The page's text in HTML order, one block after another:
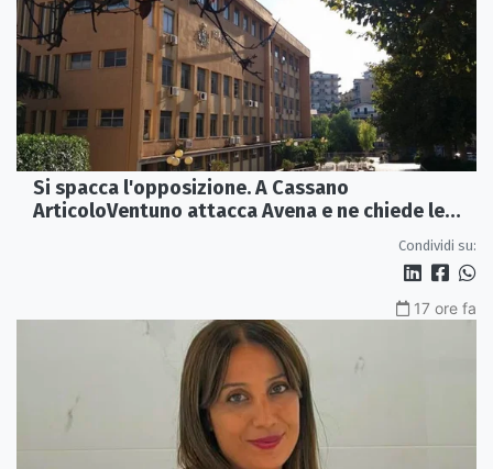
Si spacca l'opposizione. A Cassano
ArticoloVentuno attacca Avena e ne chiede le
Condividi su:
17 ore fa